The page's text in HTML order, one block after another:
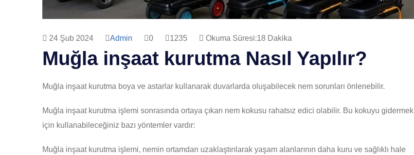
24 Şub 2024 Admin 0 1235 Okuma Süresi:18 Dakika
Muğla inşaat kurutma Nasıl Yapılır?
Muğla inşaat kurutma boya ve astarlar kullanarak duvarlarda oluşabilecek nem sorunları önlenebilir.
Muğla inşaat kurutma işlemi sonrasında ortaya çıkan nem kokusu rahatsız edici olabilir. Bu kokuyu gidermek
için kullanabileceğiniz bazı yöntemler vardır:
Muğla inşaat kurutma işlemi, nemin ortamdan uzaklaştırılarak yaşam alanlarının daha kuru ve sağlıklı hale